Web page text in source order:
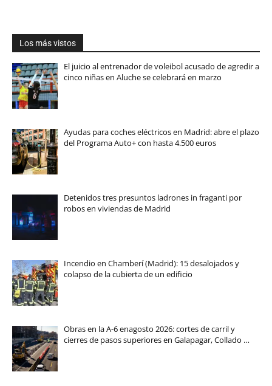
Los más vistos
El juicio al entrenador de voleibol acusado de agredir a
cinco niñas en Aluche se celebrará en marzo
Ayudas para coches eléctricos en Madrid: abre el plazo
del Programa Auto+ con hasta 4.500 euros
Detenidos tres presuntos ladrones in fraganti por
robos en viviendas de Madrid
Incendio en Chamberí (Madrid): 15 desalojados y
colapso de la cubierta de un edificio
Obras en la A-6 enagosto 2026: cortes de carril y
cierres de pasos superiores en Galapagar, Collado …